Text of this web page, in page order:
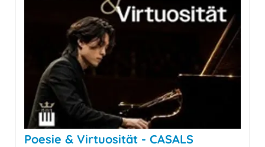
Poesie & Virtuosität - CASALS